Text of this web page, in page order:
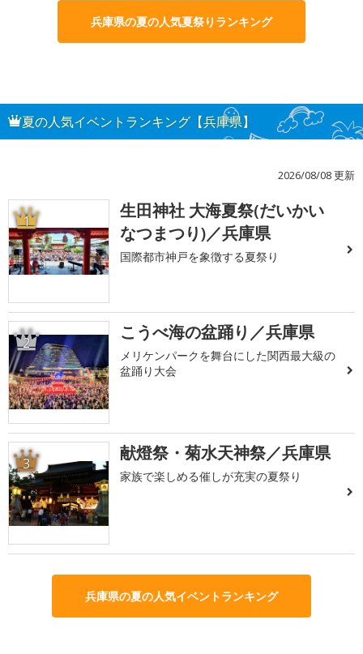
兵庫県の夏の人気夏祭りランキング
夏の人気イベントランキング【兵庫県】
2026/08/08 更新
1
生田神社 大海夏祭(だいかい
なつまつり)／兵庫県
国際都市神戸を象徴する夏祭り
2 こうべ海の盆踊り／兵庫県
メリケンパークを舞台にした関西最大級の
盆踊り大会
3 献燈祭・菊水天神祭／兵庫県
家族で楽しめる催しが充実の夏祭り
兵庫県の夏の人気イベントランキング